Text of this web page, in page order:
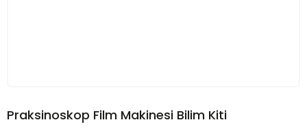
Praksinoskop Film Makinesi Bilim Kiti